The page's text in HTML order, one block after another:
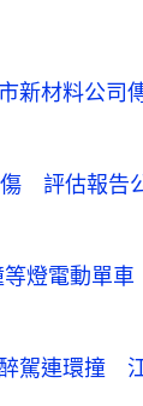
新材料公
傷 評估報告
等燈電動單
駕連環撞